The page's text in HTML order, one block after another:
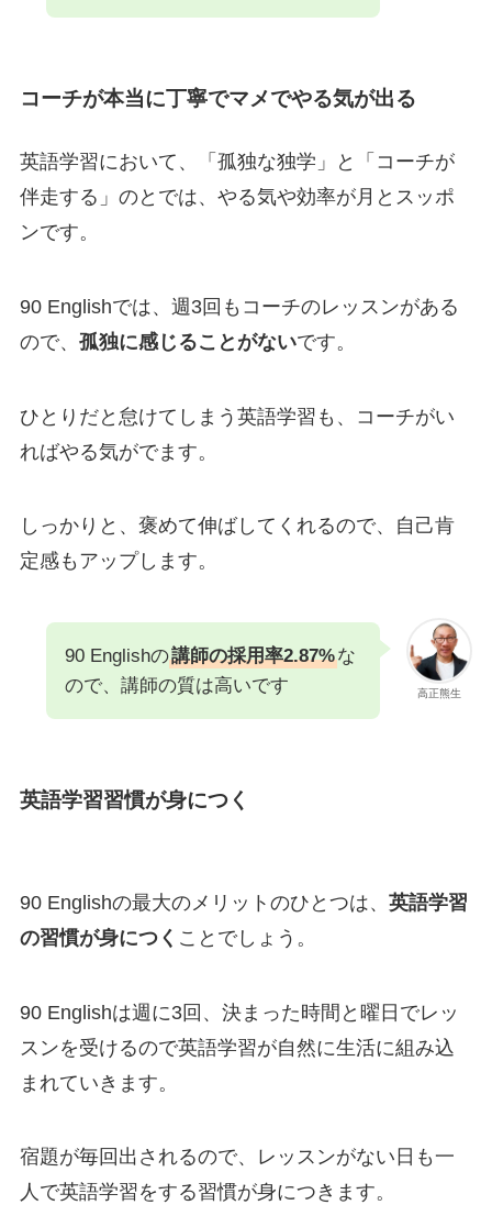
コーチが本当に丁寧でマメでやる気が出る
英語学習において、「孤独な独学」と「コーチが
伴走する」のとでは、やる気や効率が月とスッポ
ンです。
90 Englishでは、週3回もコーチのレッスンがある
ので、 孤独に感じることがないです。
ひとりだと怠けてしまう英語学習も、コーチがい
ればやる気がでます。
しっかりと、褒めて伸ばしてくれるので、自己肯
定感もアップします。
高正熊生
90 Englishの講師の採用率2.87%な
ので、講師の質は高いです
英語学習習慣が身につく
90 Englishの最大のメリットのひとつは、 英語学習
の習慣が身につく ことでしょう。
90 Englishは週に3回、決まった時間と曜日でレッ
スンを受けるので英語学習が自然に生活に組み込
まれていきます。
宿題が毎回出されるので、レッスンがない日も一
人で英語学習をする習慣が身につきます。